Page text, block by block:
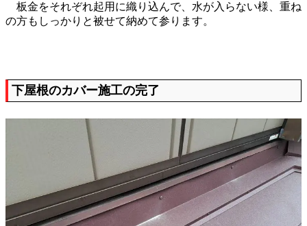
板金をそれぞれ起用に織り込んで、水が入らない様、重ね
の方もしっかりと被せて納めて参ります。
下屋根のカバー施工の完了